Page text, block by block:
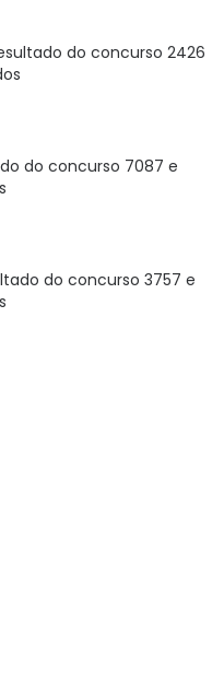
do concurso 2426
do concurso 7087 e
do concurso 3757 e